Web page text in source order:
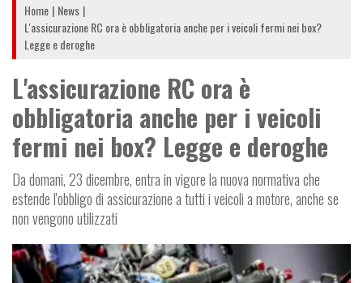
Home News
L'assicurazione RC ora è obbligatoria anche per i veicoli fermi nei box?
Legge e deroghe
L'assicurazione RC ora è
obbligatoria anche per i veicoli
fermi nei box? Legge e deroghe
Da domani, 23 dicembre, entra in vigore la nuova normativa che
estende l'obbligo di assicurazione a tutti i veicoli a motore, anche se
non vengono utilizzati